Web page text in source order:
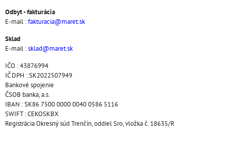
Odbyt - fakturácia
E-mail :fakturacia@maret.sk
Sklad
E-mail :sklad@maret.sk
IČO : 43876994
IČ DPH : SK2022507949
Bankové spojenie
ČSOB banka, a.s.
IBAN : SK86 7500 0000 0040 0586 5116
SWIFT : CEKOSKBX
Registrácia Okresný súd Trenčín, oddiel Sro, vložka č. 18635/R